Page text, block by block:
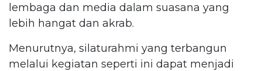
lembaga dan media dalam suasana yang
lebih hangat dan akrab.
Menurutnya, silaturahmi yang terbangun
melalui kegiatan seperti ini dapat menjadi